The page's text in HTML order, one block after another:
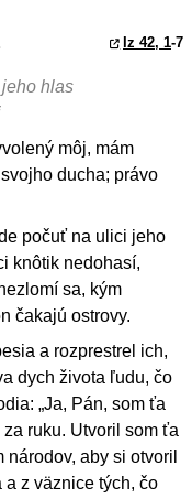
Iz 42, 1-7
hlas
môj, mám
ducha; právo
počuť na ulici jeho
knôtik nedohasí,
sa, kým
čakajú ostrovy.
a rozprestrel ich,
dych života ľudu, čo
„Ja, Pán, som ťa
ruku. Utvoril som ťa
aby si otvoril
z väznice tých, čo